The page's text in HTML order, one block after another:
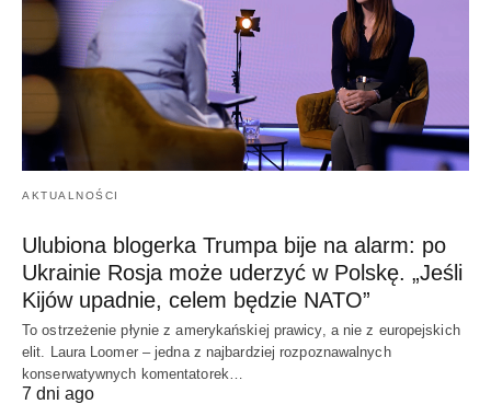
AKTUALNOŚCI
Ulubiona blogerka Trumpa bije na alarm: po
Ukrainie Rosja może uderzyć w Polskę. „Jeśli
Kijów upadnie, celem będzie NATO”
To ostrzeżenie płynie z amerykańskiej prawicy, a nie z europejskich
elit. Laura Loomer – jedna z najbardziej rozpoznawalnych
konserwatywnych komentatorek…
7 dni ago